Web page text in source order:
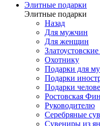
Элитные подарки
Элитные подарки
Назад
Для мужчин
Для женщин
Охотнику
Подарки для
Подарки
Подарки
Ростовская
Руководителю
Серебряные
Сувениры из